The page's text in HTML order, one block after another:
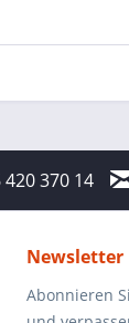
420 370 14
Newsletter
Abonnieren